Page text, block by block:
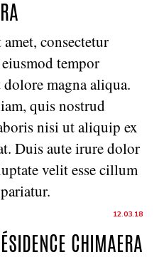
consectetur
tempor
magna aliqua.
quis nostrud
nisi ut aliquip ex
Duis aute irure dolor
velit esse cillum
12.03.18
CHIMAERA